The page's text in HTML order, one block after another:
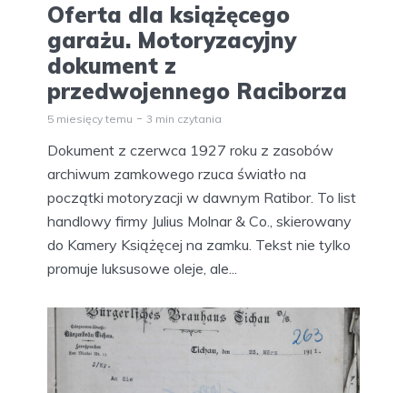
Oferta dla książęcego
garażu. Motoryzacyjny
dokument z
przedwojennego Raciborza
5 miesięcy temu 3 min czytania
Dokument z czerwca 1927 roku z zasobów
archiwum zamkowego rzuca światło na
początki motoryzacji w dawnym Ratibor. To list
handlowy firmy Julius Molnar & Co., skierowany
do Kamery Książęcej na zamku. Tekst nie tylko
promuje luksusowe oleje, ale...